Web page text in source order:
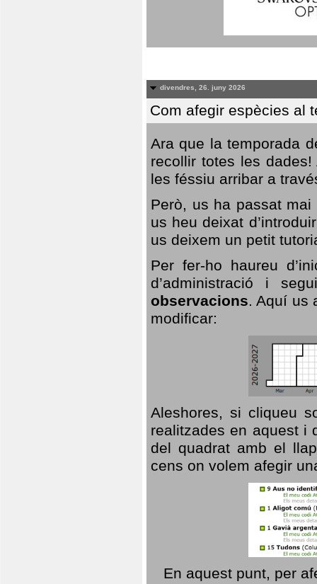
divendres, 26. juny 2026
Com afegir espècies al
Ara que la temporada
recollir totes les
les féssiu arribar a
Però, us ha passat
us heu deixat
us deixem un petit
Per fer-ho haureu
d’administració i
observacions. Aquí us
modificar:
Aleshores, si cliqueu
realitzades en aquest i
del quadrat amb el
cens on volem afegir
En aquest punt, per